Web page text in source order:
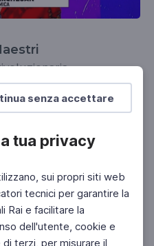
senza accettare
tua privacy
sui propri siti web
tecnici per garantire la
Rai e facilitare la
dell'utente, cookie e
terzi, per misurare il